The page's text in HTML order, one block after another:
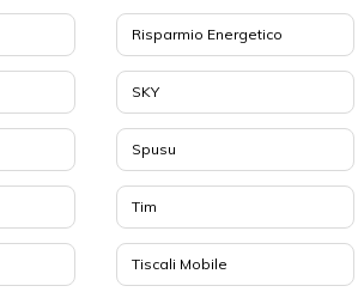
Risparmio Energetico
SKY
Spusu
Tim
Tiscali Mobile